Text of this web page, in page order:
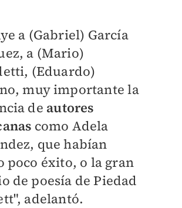
a (Gabriel) García
a (Mario)
(Eduardo)
muy importante la
de autores
como Adela
que habían
poco éxito, o la gran
de poesía de Piedad
adelantó.